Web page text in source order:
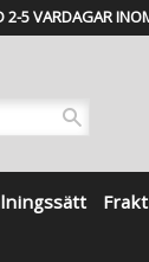
2-5 VARDAGAR